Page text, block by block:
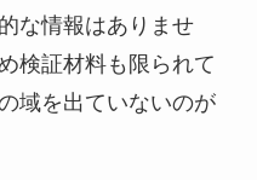
な情報はありませ
検証材料も限られて
域を出ていないのが